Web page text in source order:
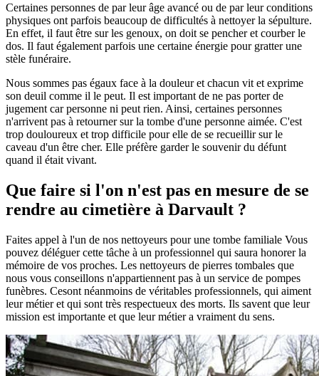
Certaines personnes de par leur âge avancé ou de par leur conditions
physiques ont parfois beaucoup de difficultés à nettoyer la sépulture.
En effet, il faut être sur les genoux, on doit se pencher et courber le
dos. Il faut également parfois une certaine énergie pour gratter une
stèle funéraire.
Nous sommes pas égaux face à la douleur et chacun vit et exprime
son deuil comme il le peut. Il est important de ne pas porter de
jugement car personne ni peut rien. Ainsi, certaines personnes
n'arrivent pas à retourner sur la tombe d'une personne aimée. C'est
trop douloureux et trop difficile pour elle de se recueillir sur le
caveau d'un être cher. Elle préfère garder le souvenir du défunt
quand il était vivant.
Que faire si l'on n'est pas en mesure de se
rendre au cimetière à Darvault ?
Faites appel à l'un de nos nettoyeurs pour une tombe familiale Vous
pouvez déléguer cette tâche à un professionnel qui saura honorer la
mémoire de vos proches. Les nettoyeurs de pierres tombales que
nous vous conseillons n'appartiennent pas à un service de pompes
funèbres. Cesont néanmoins de véritables professionnels, qui aiment
leur métier et qui sont très respectueux des morts. Ils savent que leur
mission est importante et que leur métier a vraiment du sens.